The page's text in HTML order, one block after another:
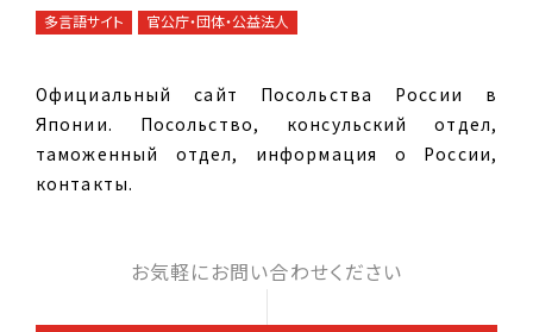
多言語サイト 官公庁・団体・公益法人
Официальный сайт Посольства России в
Японии. Посольство, консульский отдел,
таможенный отдел, информация о России,
контакты.
お気軽にお問い合わせください